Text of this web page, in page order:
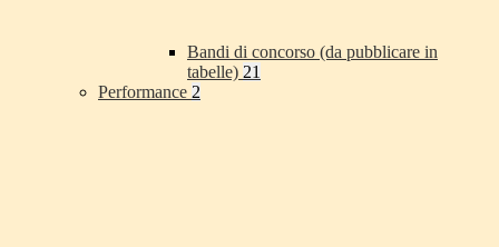
Bandi di concorso (da pubblicare in
tabelle) 21
Performance 2